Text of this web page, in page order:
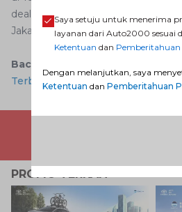
dealer Auto2000 daerah Anda.
Jakarta Selatan dapat
Baca juga:
Terbaru 2020
PROMO TERKAIT
Saya setuju untuk menerima
layanan dari Auto2000 sesuai
Ketentuan dan Pemberitahuan
Dengan melanjutkan, saya
Ketentuan dan Pemberitahuan